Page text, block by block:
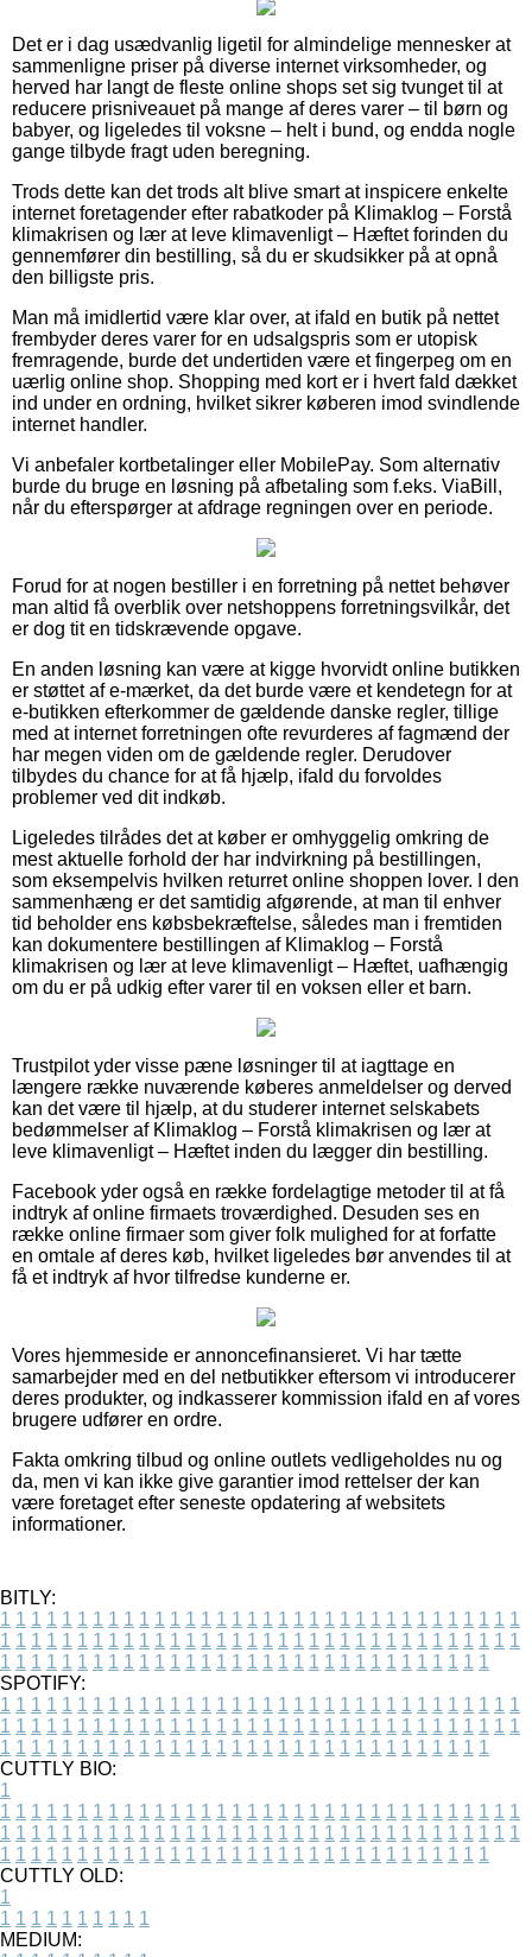
Det er i dag usædvanlig ligetil for almindelige mennesker at
sammenligne priser på diverse internet virksomheder, og
herved har langt de fleste online shops set sig tvunget til at
reducere prisniveauet på mange af deres varer – til børn og
babyer, og ligeledes til voksne – helt i bund, og endda nogle
gange tilbyde fragt uden beregning.
Trods dette kan det trods alt blive smart at inspicere enkelte
internet foretagender efter rabatkoder på Klimaklog – Forstå
klimakrisen og lær at leve klimavenligt – Hæftet forinden du
gennemfører din bestilling, så du er skudsikker på at opnå
den billigste pris.
Man må imidlertid være klar over, at ifald en butik på nettet
frembyder deres varer for en udsalgspris som er utopisk
fremragende, burde det undertiden være et fingerpeg om en
uærlig online shop. Shopping med kort er i hvert fald dækket
ind under en ordning, hvilket sikrer køberen imod svindlende
internet handler.
Vi anbefaler kortbetalinger eller MobilePay. Som alternativ
burde du bruge en løsning på afbetaling som f.eks. ViaBill,
når du efterspørger at afdrage regningen over en periode.
Forud for at nogen bestiller i en forretning på nettet behøver
man altid få overblik over netshoppens forretningsvilkår, det
er dog tit en tidskrævende opgave.
En anden løsning kan være at kigge hvorvidt online butikken
er støttet af e-mærket, da det burde være et kendetegn for at
e-butikken efterkommer de gældende danske regler, tillige
med at internet forretningen ofte revurderes af fagmænd der
har megen viden om de gældende regler. Derudover
tilbydes du chance for at få hjælp, ifald du forvoldes
problemer ved dit indkøb.
Ligeledes tilrådes det at køber er omhyggelig omkring de
mest aktuelle forhold der har indvirkning på bestillingen,
som eksempelvis hvilken returret online shoppen lover. I den
sammenhæng er det samtidig afgørende, at man til enhver
tid beholder ens købsbekræftelse, således man i fremtiden
kan dokumentere bestillingen af Klimaklog – Forstå
klimakrisen og lær at leve klimavenligt – Hæftet, uafhængig
om du er på udkig efter varer til en voksen eller et barn.
Trustpilot yder visse pæne løsninger til at iagttage en
længere række nuværende køberes anmeldelser og derved
kan det være til hjælp, at du studerer internet selskabets
bedømmelser af Klimaklog – Forstå klimakrisen og lær at
leve klimavenligt – Hæftet inden du lægger din bestilling.
Facebook yder også en række fordelagtige metoder til at få
indtryk af online firmaets troværdighed. Desuden ses en
række online firmaer som giver folk mulighed for at forfatte
en omtale af deres køb, hvilket ligeledes bør anvendes til at
få et indtryk af hvor tilfredse kunderne er.
Vores hjemmeside er annoncefinansieret. Vi har tætte
samarbejder med en del netbutikker eftersom vi introducerer
deres produkter, og indkasserer kommission ifald en af vores
brugere udfører en ordre.
Fakta omkring tilbud og online outlets vedligeholdes nu og
da, men vi kan ikke give garantier imod rettelser der kan
være foretaget efter seneste opdatering af websitets
informationer.
BITLY:
1 1 1 1 1 1 1 1 1 1 1 1 1 1 1 1 1 1 1 1 1 1 1 1 1 1 1 1 1 1 1 1 1 1
1 1 1 1 1 1 1 1 1 1 1 1 1 1 1 1 1 1 1 1 1 1 1 1 1 1 1 1 1 1 1 1 1 1
1 1 1 1 1 1 1 1 1 1 1 1 1 1 1 1 1 1 1 1 1 1 1 1 1 1 1 1 1 1 1 1
SPOTIFY:
1 1 1 1 1 1 1 1 1 1 1 1 1 1 1 1 1 1 1 1 1 1 1 1 1 1 1 1 1 1 1 1 1 1
1 1 1 1 1 1 1 1 1 1 1 1 1 1 1 1 1 1 1 1 1 1 1 1 1 1 1 1 1 1 1 1 1 1
1 1 1 1 1 1 1 1 1 1 1 1 1 1 1 1 1 1 1 1 1 1 1 1 1 1 1 1 1 1 1 1
CUTTLY BIO:
1
1 1 1 1 1 1 1 1 1 1 1 1 1 1 1 1 1 1 1 1 1 1 1 1 1 1 1 1 1 1 1 1 1 1
1 1 1 1 1 1 1 1 1 1 1 1 1 1 1 1 1 1 1 1 1 1 1 1 1 1 1 1 1 1 1 1 1 1
1 1 1 1 1 1 1 1 1 1 1 1 1 1 1 1 1 1 1 1 1 1 1 1 1 1 1 1 1 1 1 1
CUTTLY OLD:
1
1 1 1 1 1 1 1 1 1 1
MEDIUM: